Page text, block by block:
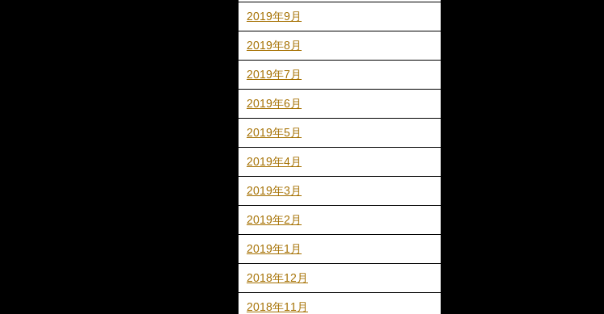
2019年9月
2019年8月
2019年7月
2019年6月
2019年5月
2019年4月
2019年3月
2019年2月
2019年1月
2018年12月
2018年11月